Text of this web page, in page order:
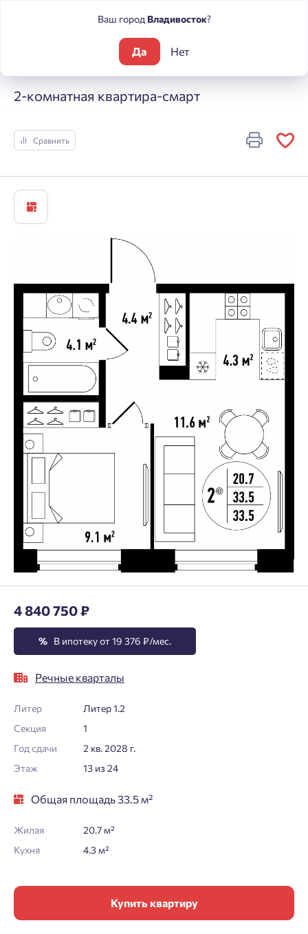
Речные кварталы
2-комнатная квартира-смарт
Сравнить
4 840 750 ₽
% В ипотеку от 19 376 ₽/мес.
Речные кварталы
Литер
Литер 1.2
Секция
1
Год сдачи
2 кв. 2028 г.
Этаж
13 из 24
Общая площадь 33.5 м²
Жилая
20.7 м²
Кухня
4.3 м²
Купить квартиру
Ваш город Владивосток?
Да Нет